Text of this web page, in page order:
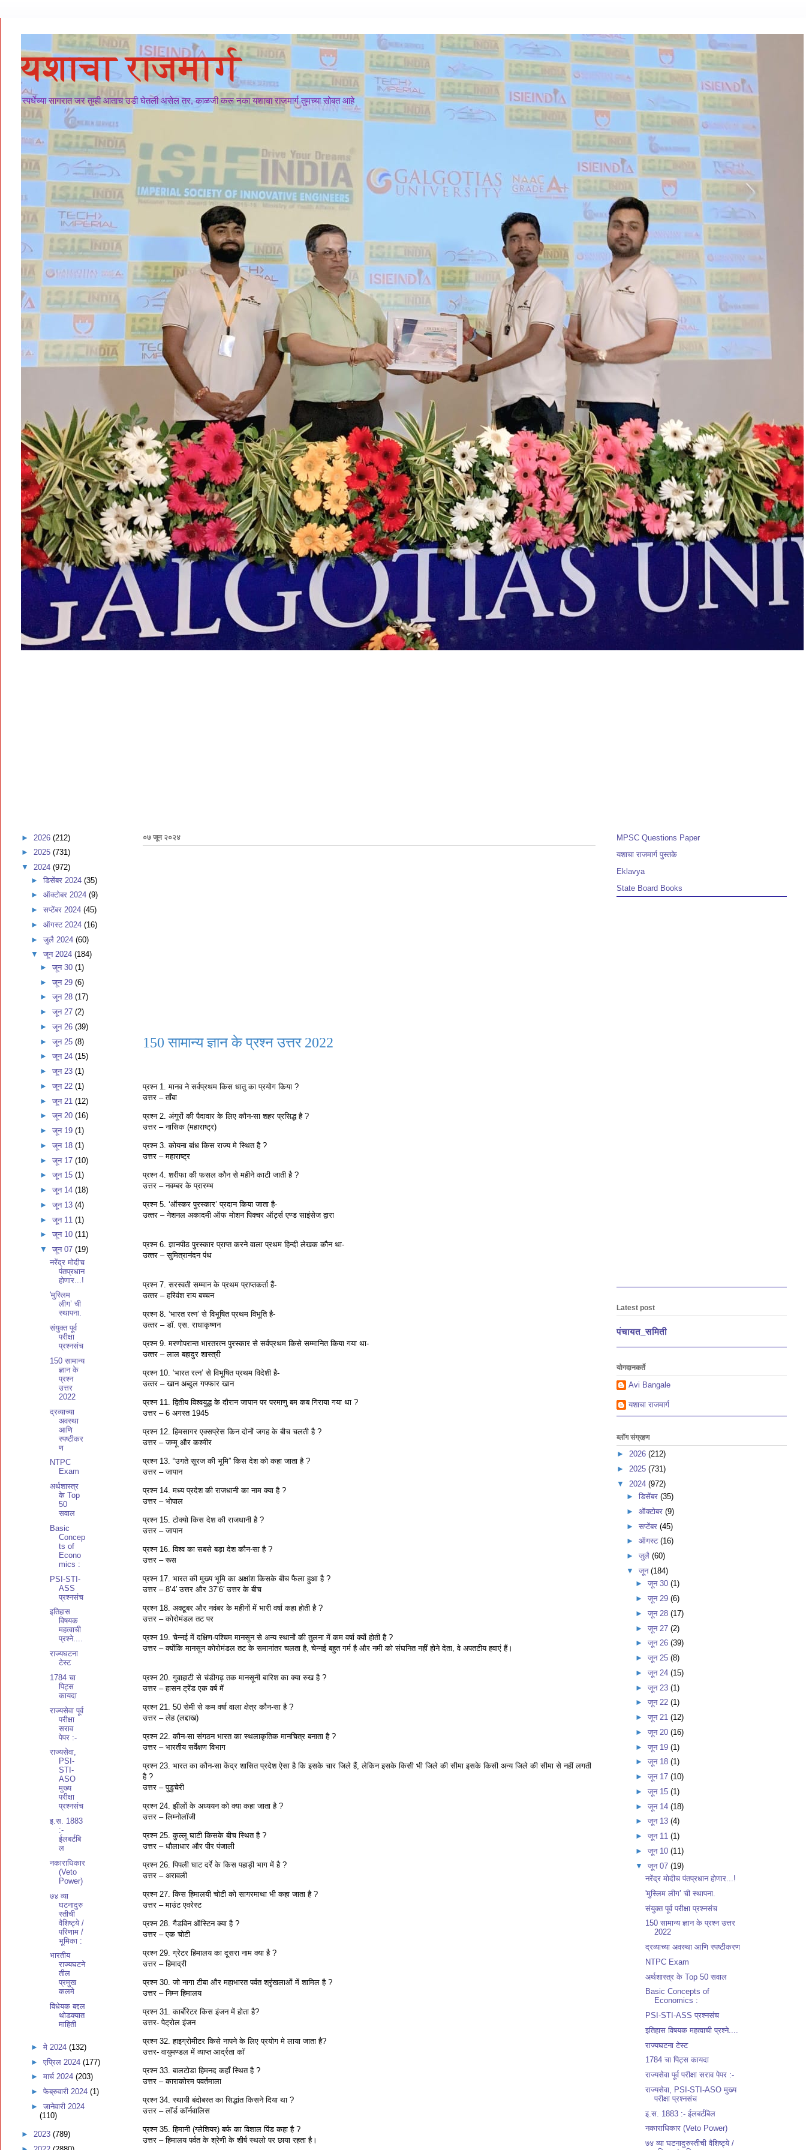
यशाचा राजमार्ग
स्पर्धेच्या सागरात जर तुम्ही आताच उडी घेतली असेल तर, काळजी करू नका यशाचा राजमार्ग तुमच्या सोबत आहे
०७ जून २०२४
150 सामान्य ज्ञान के प्रश्न उत्तर 2022
प्रश्‍न 1. मानव ने सर्वप्रथम किस धातु का प्रयोग किया ?
उत्तर – ताँबा
प्रश्‍न 2. अंगूरों की पैदावार के लिए कौन-सा शहर प्रसिद्ध है ?
उत्तर – नासिक (महाराष्ट्र)
प्रश्‍न 3. कोयना बांध किस राज्य मे स्थित है ?
उत्तर – महाराष्ट्र
प्रश्‍न 4. शरीफा की फसल कौन से महीने काटी जाती है ?
उत्तर – नवम्बर के प्रारम्भ
प्रश्‍न 5. ‘ऑस्‍कर पुरस्‍कार’ प्रदान किया जाता है-
उत्‍तर – नेशनल अकादमी ऑफ मोशन पिक्‍चर ऑर्ट्स एण्‍ड साइंसेज द्वारा
प्रश्‍न 6. ज्ञानपीठ पुरस्‍कार प्राप्‍त करने वाला प्रथम हिन्‍दी लेखक कौन था-
उत्‍तर – सुमित्रानंदन पंथ
प्रश्‍न 7. सरस्‍वती सम्‍मान के प्रथम प्राप्‍तकर्ता हैं-
उत्‍तर – हरिवंश राय बच्‍चन
प्रश्‍न 8. ‘भारत रत्‍न’ से विभूषित प्रथम विभूति है-
उत्‍तर – डॉ. एस. राधाकृष्‍णन
प्रश्‍न 9. मरणोपरान्‍त भारतरत्‍न पुरस्‍कार से सर्वप्रथम किसे सम्‍मानित किया गया था-
उत्‍तर – लाल बहादुर शास्‍त्री
प्रश्‍न 10. ‘भारत रत्‍न’ से विभूषित प्रथम विदेशी है-
उत्‍तर – खान अब्‍दुल गफ्फार खान
प्रश्‍न 11. द्वितीय विश्वयुद्ध के दौरान जापान पर परमाणु बम कब गिराया गया था ?
उत्तर – 6 अगस्त 1945
प्रश्‍न 12. हिमसागर एक्सप्रेस किन दोनों जगह के बीच चलती है ?
उत्तर – जम्मू और कश्मीर
प्रश्‍न 13. “उगते सूरज की भूमि” किस देश को कहा जाता है ?
उत्तर – जापान
प्रश्‍न 14. मध्य प्रदेश की राजधानी का नाम क्या है ?
उत्तर – भोपाल
प्रश्‍न 15. टोक्यो किस देश की राजधानी है ?
उत्तर – जापान
प्रश्‍न 16. विश्व का सबसे बड़ा देश कौन-सा है ?
उत्तर – रूस
प्रश्‍न 17. भारत की मुख्य भूमि का अक्षांश किसके बीच फैला हुआ है ?
उत्तर – 8’4′ उत्तर और 37’6′ उत्तर के बीच
प्रश्‍न 18. अक्टूबर और नवंबर के महीनों में भारी वर्षा कहा होती है ?
उत्तर – कोरोमंडल तट पर
प्रश्‍न 19. चेन्नई में दक्षिण-पश्चिम मानसून से अन्य स्थानों की तुलना में कम वर्षा क्यों होती है ?
उत्तर – क्योंकि मानसून कोरोमंडल तट के समानांतर चलता है, चेन्नई बहुत गर्म है और नमी को संघनित नहीं होने देता, वे अपतटीय हवाएं हैं।
प्रश्‍न 20. गुवाहाटी से चंडीगढ़ तक मानसूनी बारिश का क्या रुख है ?
उत्तर – हासन ट्रेंड एक वर्ष में
प्रश्‍न 21. 50 सेमी से कम वर्षा वाला क्षेत्र कौन-सा है ?
उत्तर – लेह (लद्दाख)
प्रश्‍न 22. कौन-सा संगठन भारत का स्थलाकृतिक मानचित्र बनाता है ?
उत्तर – भारतीय सर्वेक्षण विभाग
प्रश्‍न 23. भारत का कौन-सा केंद्र शासित प्रदेश ऐसा है कि इसके चार जिले हैं, लेकिन इसके किसी भी जिले की सीमा इसके किसी अन्य जिले की सीमा से नहीं लगती
है ?
उत्तर – पुडुचेरी
प्रश्‍न 24. झीलों के अध्ययन को क्या कहा जाता है ?
उत्तर – लिम्नोलॉजी
प्रश्‍न 25. कुल्लू घाटी किसके बीच स्थित है ?
उत्तर – धौलाधार और पीर पंजाली
प्रश्‍न 26. पिपली घाट दर्रे के किस पहाड़ी भाग में है ?
उत्तर – अरावली
प्रश्‍न 27. किस हिमालयी चोटी को सागरमाथा भी कहा जाता है ?
उत्तर – माउंट एवरेस्ट
प्रश्‍न 28. गैडविन ऑस्टिन क्या है ?
उत्तर – एक चोटी
प्रश्‍न 29. ग्रेटर हिमालय का दूसरा नाम क्या है ?
उत्तर – हिमाद्री
प्रश्‍न 30. जो नागा टीबा और महाभारत पर्वत श्रृंखलाओं में शामिल है ?
उत्तर – निम्न हिमालय
प्रश्न 31. कार्बोरेटर किस इंजन में होता है?
उत्तर- पेट्रोल इंजन
प्रश्न 32. हाइग्रोमीटर किसे नापने के लिए प्रयोग मे लाया जाता है?
उत्तर- वायुमण्डल में व्याप्त आर्द्रता कॉ
प्रश्‍न 33. बालटोडा हिमनद कहाँ स्थित है ?
उत्तर – काराकोरम पवर्तमाला
प्रश्‍न 34. स्थायी बंदोबस्त का सिद्धांत किसने दिया था ?
उत्तर – लॉर्ड कॉर्नवालिस
प्रश्‍न 35. हिमानी (ग्लेशियर) बर्फ का विशाल पिंड कहा है ?
उत्तर – हिमालय पर्वत के श्रेणी के शीर्ष स्थलो पर छाया रहता है।
► 2026 (212)
► 2025 (731)
▼ 2024 (972)
► डिसेंबर 2024 (35)
► ऑक्टोबर 2024 (9)
► सप्टेंबर 2024 (45)
► ऑगस्ट 2024 (16)
► जुलै 2024 (60)
▼ जून 2024 (184)
►जून 30(1)
►जून 29(6)
►जून 28(17)
►जून 27(2)
►जून 26(39)
►जून 25(8)
►जून 24(15)
►जून 23(1)
►जून 22(1)
►जून 21(12)
►जून 20(16)
►जून 19(1)
►जून 18(1)
►जून 17(10)
►जून 15(1)
►जून 14(18)
►जून 13(4)
►जून 11(1)
►जून 10(11)
▼जून 07(19)
नरेंद्र मोदीच
पंतप्रधान
होणार...!
'मुस्लिम
लीग’ ची
स्थापना.
संयुक्त पूर्व
परीक्षा
प्रश्नसंच
150 सामान्य
ज्ञान के
प्रश्न
उत्तर
2022
द्रव्याच्या
अवस्था
आणि
स्पष्टीकर
ण
NTPC
Exam
अर्थशास्त्र
के Top
50
सवाल
Basic
Concep
ts of
Econo
mics :
PSI-STI-
ASS
प्रश्नसंच
इतिहास
विषयक
महत्वाची
प्रश्ने....
राज्यघटना
टेस्ट
1784 चा
पिट्स
कायदा
राज्यसेवा पूर्व
परीक्षा
सराव
पेपर :-
राज्यसेवा,
PSI-
STI-
ASO
मुख्य
परीक्षा
प्रश्नसंच
इ.स. 1883
:-
ईलबर्टबि
ल
नकाराधिकार
(Veto
Power)
७४ व्या
घटनादुरु
स्तीची
वैशिष्ट्ये /
परिणाम /
भूमिका :
भारतीय
राज्यघटने
तील
प्रमुख
कलमे
विधेयक बद्दल
थोडक्यात
माहिती
► मे 2024 (132)
► एप्रिल 2024 (177)
► मार्च 2024 (203)
► फेब्रुवारी 2024 (1)
► जानेवारी 2024
(110)
► 2023 (789)
MPSC Questions Paper
यशाचा राजमार्ग पुस्तके
Eklavya
State Board Books
Latest post
पंचायत_समिती
योगदानकर्ते
Avi Bangale
यशाचा राजमार्ग
ब्लॉग संग्रहण
► 2026 (212)
► 2025 (731)
▼ 2024 (972)
► डिसेंबर (35)
► ऑक्टोबर (9)
► सप्टेंबर (45)
► ऑगस्ट (16)
► जुलै (60)
▼ जून (184)
►जून 30(1)
►जून 29(6)
►जून 28(17)
►जून 27(2)
►जून 26(39)
►जून 25(8)
►जून 24(15)
►जून 23(1)
►जून 22(1)
►जून 21(12)
►जून 20(16)
►जून 19(1)
►जून 18(1)
►जून 17(10)
►जून 15(1)
►जून 14(18)
►जून 13(4)
►जून 11(1)
►जून 10(11)
▼जून 07(19)
नरेंद्र मोदीच पंतप्रधान होणार...!
'मुस्लिम लीग’ ची स्थापना.
संयुक्त पूर्व परीक्षा प्रश्नसंच
150 सामान्य ज्ञान के प्रश्न उत्तर
2022
द्रव्याच्या अवस्था आणि स्पष्टीकरण
NTPC Exam
अर्थशास्त्र के Top 50 सवाल
Basic Concepts of
Economics :
PSI-STI-ASS प्रश्नसंच
इतिहास विषयक महत्वाची प्रश्ने....
राज्यघटना टेस्ट
1784 चा पिट्स कायदा
राज्यसेवा पूर्व परीक्षा सराव पेपर :-
राज्यसेवा, PSI-STI-ASO मुख्य
परीक्षा प्रश्नसंच
इ.स. 1883 :- ईलबर्टबिल
नकाराधिकार (Veto Power)
७४ व्या घटनादुरुस्तीची वैशिष्ट्ये /